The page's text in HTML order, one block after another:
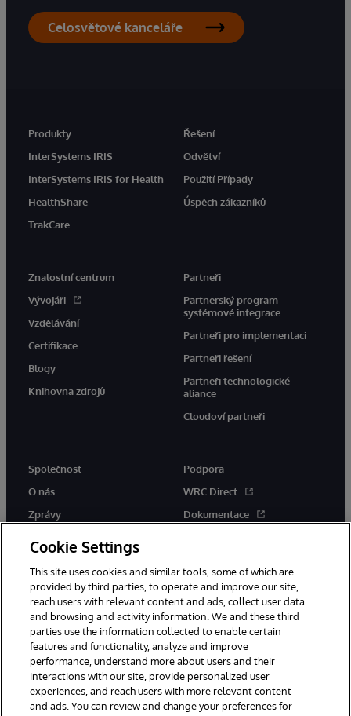
Celosvětové kanceláře
Produkty
InterSystems IRIS
InterSystems IRIS for Health
HealthShare
TrakCare
Řešení
Odvětví
Použití Případy
Úspěch zákazníků
Znalostní centrum
Vývojáři
Vzdělávání
Certifikace
Blogy
Knihovna zdrojů
Partneři
Partnerský program
systémové integrace
Partneři pro implementaci
Partneři řešení
Partneři technologické
aliance
Cloudoví partneři
Společnost
O nás
Zprávy
Podpora
WRC Direct
Dokumentace
© 1996-2026 InterSystems Corporation, Boston, MA. Všechna práva
vyhrazena.
Oznámení/podmínky a pravidla
Cookie Settings
This site uses cookies and similar tools, some of which are
provided by third parties, to operate and improve our site,
reach users with relevant content and ads, collect user data
and browsing and activity information. We and these third
parties use the information collected to enable certain
features and functionality, analyze and improve
performance, understand more about users and their
interactions with our site, provide personalized user
experiences, and reach users with more relevant content
and ads. You can review and change your preferences for